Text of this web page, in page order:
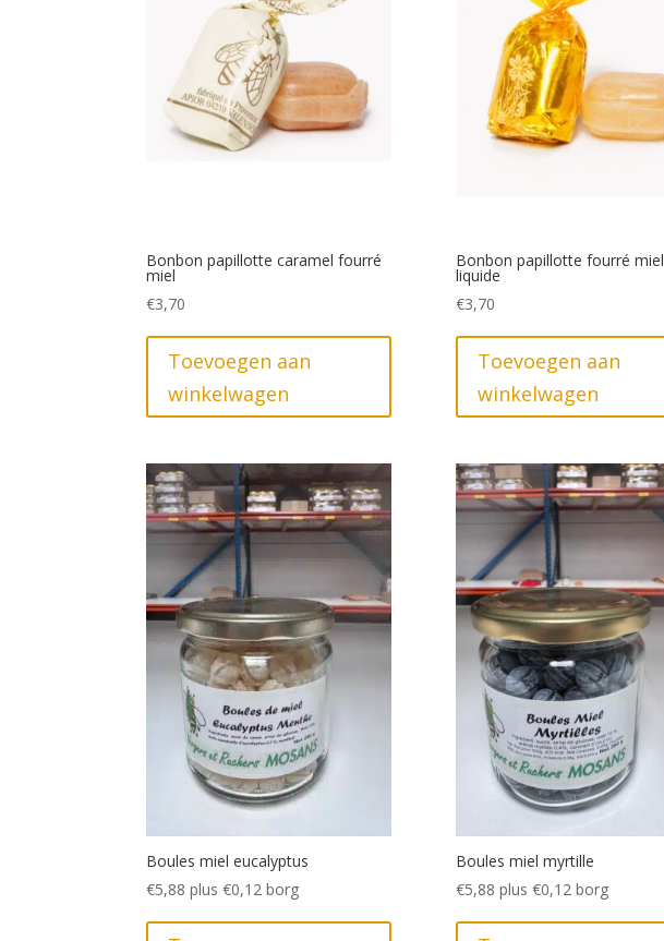
Bonbon papillotte caramel fourré
miel
€3,70
Toevoegen aan
winkelwagen
Bonbon papillotte fourré miel
liquide
€3,70
Toevoegen aan
winkelwagen
Boules miel eucalyptus
€5,88 plus€0,12 borg
Boules miel myrtille
€5,88 plus €0,12borg